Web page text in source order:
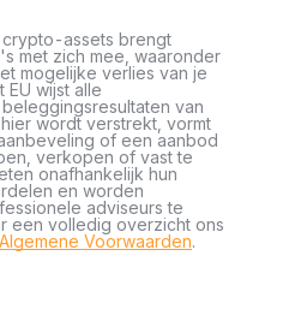
crypto-assets brengt
met zich mee, waaronder
mogelijke verlies van je
wijst alle
van
wordt verstrekt, vormt
of een aanbod
verkopen of vast te
onafhankelijk hun
en worden
adviseurs te
een volledig overzicht ons
Algemene Voorwaarden.